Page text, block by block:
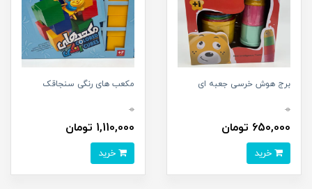
برج هوش خرسی جعبه ای
0
650,000 تومان
مکعب های رنگی سنجاقک
0
1,110,000 تومان